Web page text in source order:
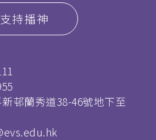
支持播神
邨蘭秀道38-46號地下至